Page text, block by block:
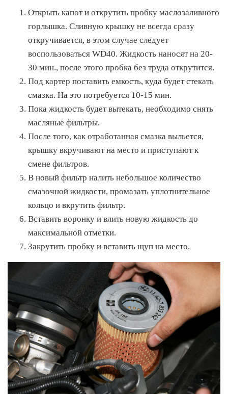
Открыть капот и открутить пробку маслозаливного
горлышка. Сливную крышку не всегда сразу
откручивается, в этом случае следует
воспользоваться WD40. Жидкость наносят на 20-
30 мин., после этого пробка без труда открутится.
Под картер поставить емкость, куда будет стекать
смазка. На это потребуется 10-15 мин.
Пока жидкость будет вытекать, необходимо снять
масляные фильтры.
После того, как отработанная смазка выльется,
крышку вкручивают на место и приступают к
смене фильтров.
В новый фильтр налить небольшое количество
смазочной жидкости, промазать уплотнительное
кольцо и вкрутить фильтр.
Вставить воронку и влить новую жидкость до
максимальной отметки.
Закрутить пробку и вставить щуп на место.